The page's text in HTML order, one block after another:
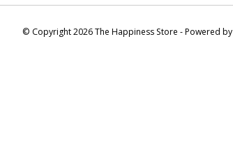
© Copyright 2026 The Happiness Store - Powered by